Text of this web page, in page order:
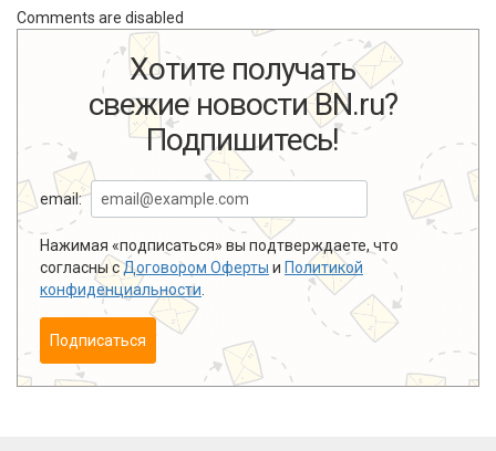
Comments are disabled
Хотите получать
свежие новости BN.ru?
Подпишитесь!
email:
Нажимая «подписаться» вы подтверждаете, что
согласны сДоговором Оферты и Политикой
конфиденциальности
Подписаться